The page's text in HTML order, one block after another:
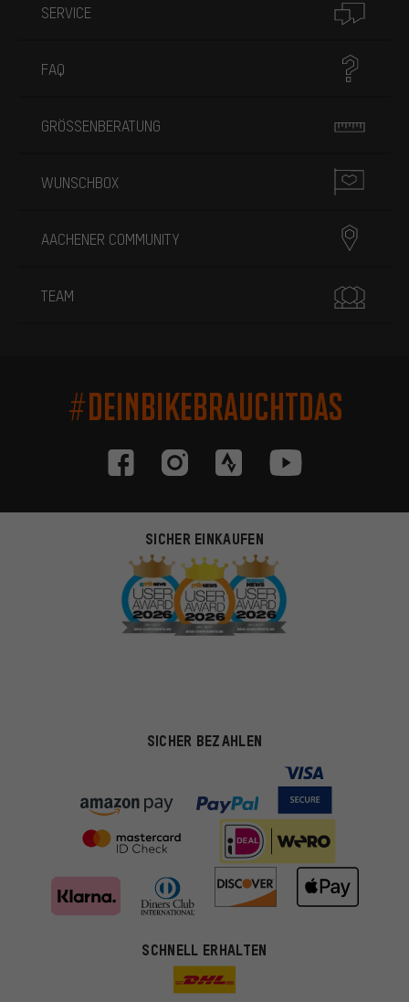
SERVICE
FAQ
GRÖSSENBERATUNG
WUNSCHBOX
AACHENER COMMUNITY
TEAM
#DEINBIKEBRAUCHTDAS
SICHER EINKAUFEN
SICHER BEZAHLEN
SCHNELL ERHALTEN